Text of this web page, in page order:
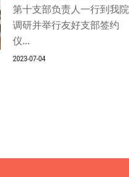
第十支部负责人一行到我院
调研并举行友好支部签约
仪...
2023-07-04